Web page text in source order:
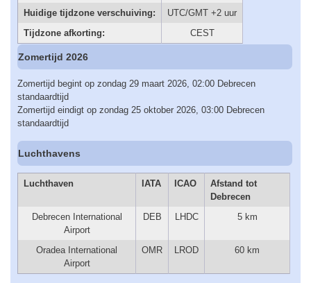
Huidige tijdzone verschuiving:
UTC/GMT +2 uur
Tijdzone afkorting:
CEST
Zomertijd 2026
Zomertijd begint op zondag 29 maart 2026, 02:00 Debrecen
standaardtijd
Zomertijd eindigt op zondag 25 oktober 2026, 03:00 Debrecen
standaardtijd
Luchthavens
Luchthaven IATA ICAO
Afstand tot
Debrecen
Debrecen International
Airport
DEB LHDC 5 km
Oradea International
Airport
OMR LROD 60 km